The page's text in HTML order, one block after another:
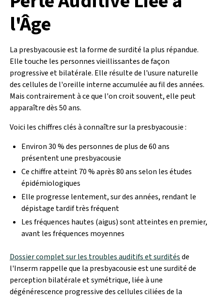
l'Âge
La presbyacousie est la forme de surdité la plus répandue.
Elle touche les personnes vieillissantes de façon
progressive et bilatérale. Elle résulte de l'usure naturelle
des cellules de l'oreille interne accumulée au fil des années.
Mais contrairement à ce que l'on croit souvent, elle peut
apparaître dès 50 ans.
Voici les chiffres clés à connaître sur la presbyacousie :
Environ 30 % des personnes de plus de 60 ans
présentent une presbyacousie
Ce chiffre atteint 70 % après 80 ans selon les études
épidémiologiques
Elle progresse lentement, sur des années, rendant le
dépistage tardif très fréquent
Les fréquences hautes (aigus) sont atteintes en premier,
avant les fréquences moyennes
Dossier complet sur les troubles auditifs et surditésde
l'Inserm rappelle que la presbyacousie est une surdité de
perception bilatérale et symétrique, liée à une
dégénérescence progressive des cellules ciliées de la